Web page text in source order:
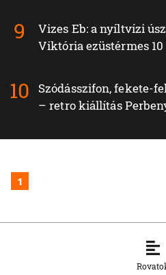
Vizes Eb: a nyíltvízi
Viktória ezüstérmes
Szódásszifon, fekete-
– retro kiállítás
1